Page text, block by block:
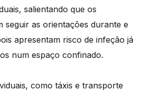
salientando que os
seguir as orientações durante e
apresentam risco de infeção já
num espaço confinado.
como táxis e transporte